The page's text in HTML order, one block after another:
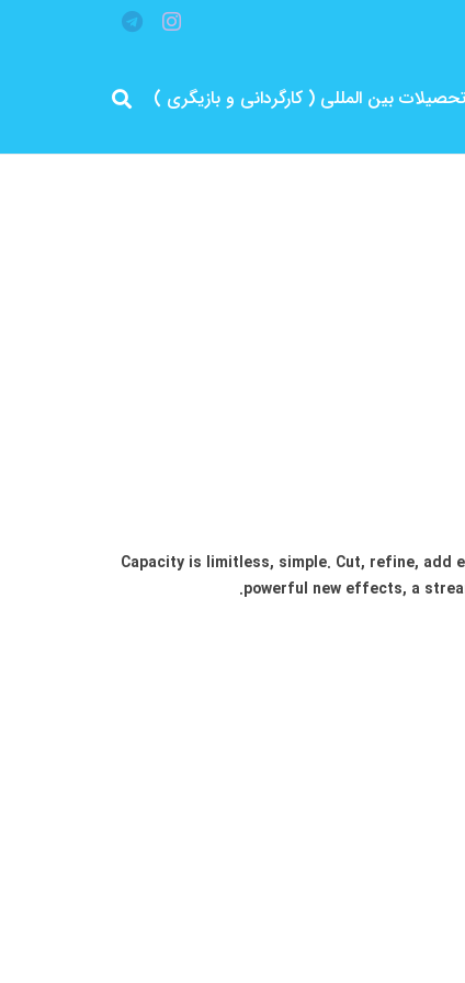
بین المللی ( کارگردانی و بازیگری )
Capacity is limitless, simple. Cut, refine,
powerful new effects, a